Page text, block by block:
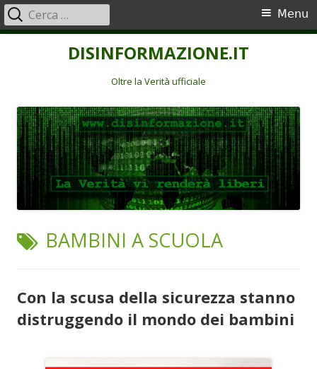
DISINFORMAZIONE.IT
Oltre la Verità ufficiale
Menu
principale
Menu
Ricerca
per:
TAG:
BAMBINI A SCUOLA
Con la scusa della sicurezza stanno
distruggendo il mondo dei bambini